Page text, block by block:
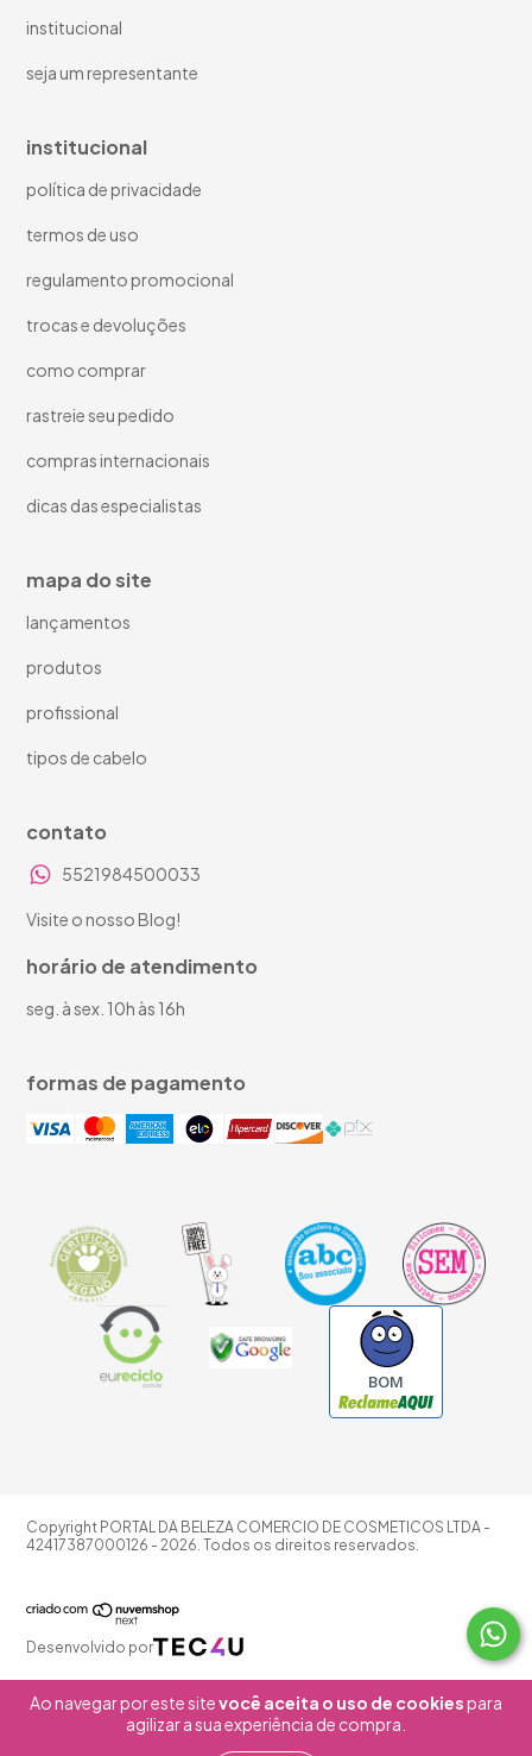
Ao navegar por este sitevocê aceita o uso de cookiespara
agilizar a sua experiência de compra.
institucional
seja um representante
institucional
política de privacidade
termos de uso
regulamento promocional
trocas e devoluções
como comprar
rastreie seu pedido
compras internacionais
dicas das especialistas
mapa do site
lançamentos
produtos
profissional
tipos de cabelo
contato
5521984500033
Visite o nosso Blog!
horário de atendimento
seg. à sex. 10h às 16h
formas de pagamento
BOM
Copyright PORTAL DA BELEZA COMERCIO DE COSMETICOS LTDA -
42417387000126 - 2026. Todos os direitos reservados.
Desenvolvido por